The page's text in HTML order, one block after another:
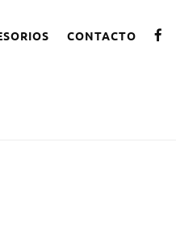
CONTACTO